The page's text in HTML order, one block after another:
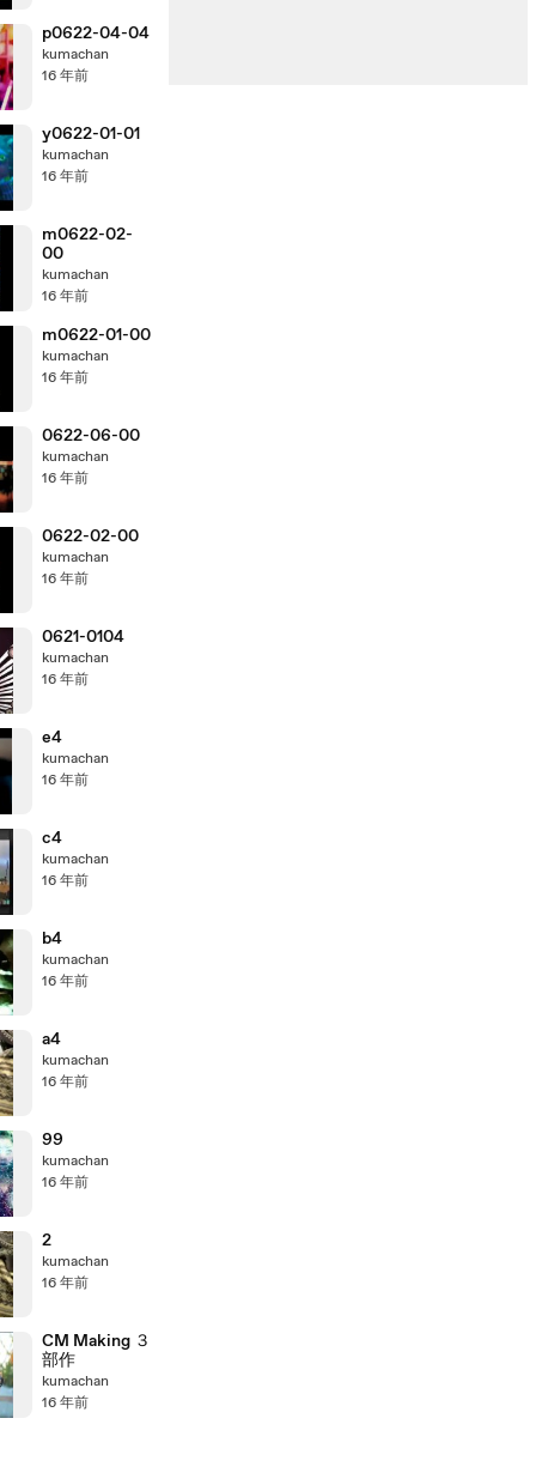
p0622-04-04
kumachan
16 年前
y0622-01-01
kumachan
16 年前
m0622-02-
00
kumachan
16 年前
m0622-01-00
kumachan
16 年前
0622-06-00
kumachan
16 年前
0622-02-00
kumachan
16 年前
0621-0104
kumachan
16 年前
e4
kumachan
16 年前
c4
kumachan
16 年前
b4
kumachan
16 年前
a4
kumachan
16 年前
99
kumachan
16 年前
2
kumachan
16 年前
CM Making ３
部作
kumachan
16 年前